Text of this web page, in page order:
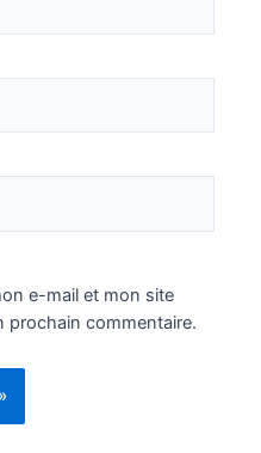
e-mail et mon site
prochain commentaire.